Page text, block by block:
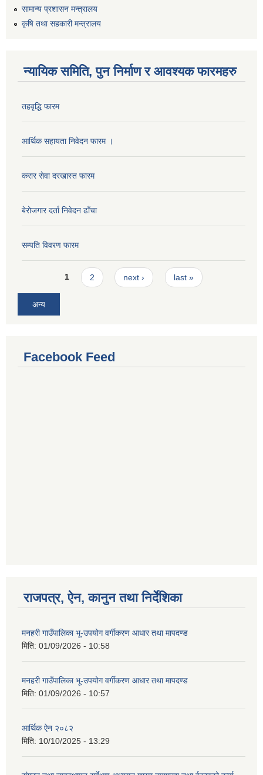
सामान्य प्रशासन मन्त्रालय
कृषि तथा सहकारी मन्त्रालय
न्यायिक समिति, पुन निर्माण र आवश्यक फारमहरु
तहवृद्धि फारम
आर्थिक सहायता निवेदन फारम ।
करार सेवा दरखास्त फारम
बेरोजगार दर्ता निवेदन ढाँचा
सम्पति विवरण फारम
Pages1 2 next › last »
अन्य
Facebook Feed
राजपत्र, ऐन, कानुन तथा निर्देशिका
मनहरी गाउँपालिका भू-उपयोग वर्गीकरण आधार तथा मापदण्ड
मिति: 01/09/2026 - 10:58
मनहरी गाउँपालिका भू-उपयोग वर्गीकरण आधार तथा मापदण्ड
मिति: 01/09/2026 - 10:57
आर्थिक ऐन २०८२
मिति: 10/10/2025 - 13:29